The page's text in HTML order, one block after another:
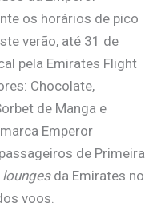
os horários de pico
verão, até 31 de
pela Emirates Flight
Chocolate,
de Manga e
Emperor
de Primeira
loungesda Emirates no
voos.